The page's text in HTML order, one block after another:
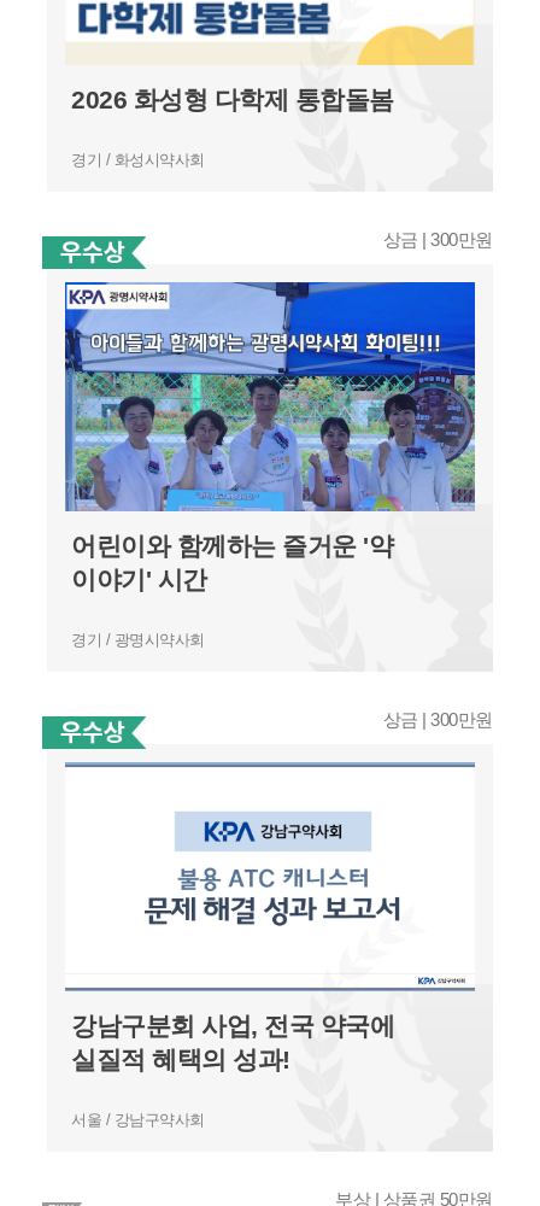
2026 화성형 다학제 통합돌봄
경기 / 화성시약사회
어린이와 함께하는 즐거운 '약
이야기' 시간
경기 / 광명시약사회
상금 | 300만원
강남구분회 사업, 전국 약국에
실질적 혜택의 성과!
서울 / 강남구약사회
상금 | 300만원
부상 | 상품권 50만원